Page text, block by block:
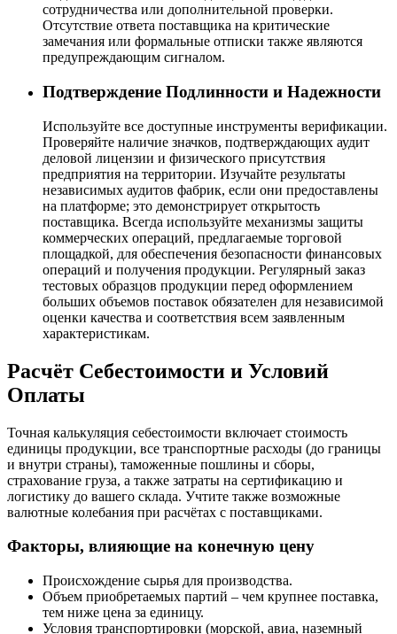
сотрудничества или дополнительной проверки.
Отсутствие ответа поставщика на критические
замечания или формальные отписки также являются
предупреждающим сигналом.
Подтверждение Подлинности и Надежности
Используйте все доступные инструменты верификации.
Проверяйте наличие значков, подтверждающих аудит
деловой лицензии и физического присутствия
предприятия на территории. Изучайте результаты
независимых аудитов фабрик, если они предоставлены
на платформе; это демонстрирует открытость
поставщика. Всегда используйте механизмы защиты
коммерческих операций, предлагаемые торговой
площадкой, для обеспечения безопасности финансовых
операций и получения продукции. Регулярный заказ
тестовых образцов продукции перед оформлением
больших объемов поставок обязателен для независимой
оценки качества и соответствия всем заявленным
характеристикам.
Расчёт Себестоимости и Условий
Оплаты
Точная калькуляция себестоимости включает стоимость
единицы продукции, все транспортные расходы (до границы
и внутри страны), таможенные пошлины и сборы,
страхование груза, а также затраты на сертификацию и
логистику до вашего склада. Учтите также возможные
валютные колебания при расчётах с поставщиками.
Факторы, влияющие на конечную цену
Происхождение сырья для производства.
Объем приобретаемых партий – чем крупнее поставка,
тем ниже цена за единицу.
Условия транспортировки (морской, авиа, наземный